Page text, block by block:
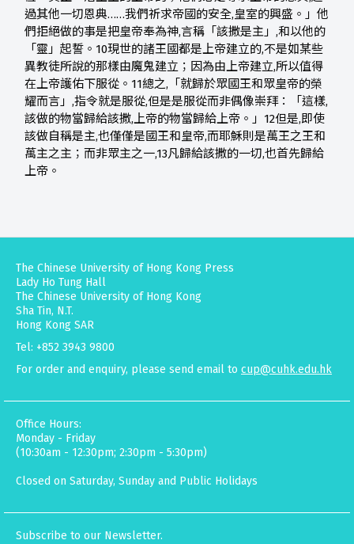
過其他一切恩典……我們祈求帝國的安全,皇室的興盛。」他
們拒絕做的事是把皇帝奉為神,言稱「該撒是主」,和以他的
「靈」起誓。10現世的諸王國都是上帝建立的,不是如某些
異教徒所說的那樣由魔鬼建立；因為由上帝建立,所以值得
在上帝護佑下服從。11總之,「就歸於眾國王和眾皇帝的榮
耀而言」,指令就是服從,但是是服從而非偶像崇拜：「這樣,
該做的物當歸給該撒,上帝的物當歸給上帝。」12但是,即使
該做自稱是主,也僅僅是國王和皇帝,而耶穌則是萬王之王和
萬主之主；而非眾主之一,13凡歸給該撒的一切,也首先歸給
上帝。
The Chinese University of Hong Kong Press
Lady Ho Tung Hall
The Chinese University of Hong Kong
Sha Tin, N.T.
Hong Kong SAR
Tel: +852 3943 9800
For order and enquiry, please send email to cup@cuhk.edu.hk
Office Hours:
Monday - Friday
(10:30am - 12:30pm; 2:30pm - 5:30pm)
Closed on Saturday, Sunday and Public Holidays
Subscribe to our Newsletter.